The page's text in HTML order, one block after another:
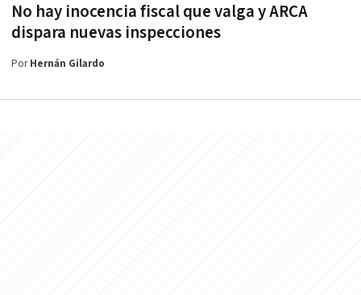
No hay inocencia fiscal que valga y ARCA
dispara nuevas inspecciones
PorHernán Gilardo